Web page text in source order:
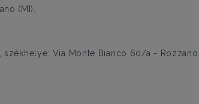
(MI).
Via Monte Bianco 60/a - Rozzano